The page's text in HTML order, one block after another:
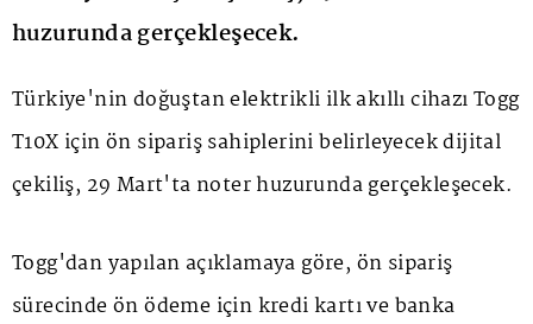
huzurunda gerçekleşecek.
Türkiye'nin doğuştan elektrikli ilk akıllı cihazıTogg
T10X için ön sipariş sahiplerini belirleyecek dijital
çekiliş, 29 Mart'ta noter huzurunda gerçekleşecek.
Togg'dan yapılan açıklamaya göre, ön sipariş
sürecinde ön ödeme için kredi kartı ve banka